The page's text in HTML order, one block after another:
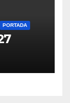
PORTADA